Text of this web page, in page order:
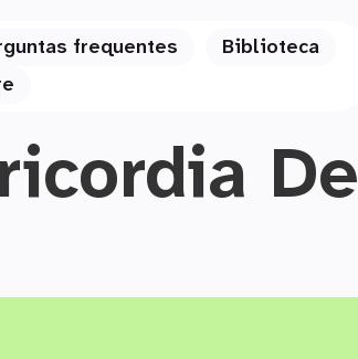
frequentes
Biblioteca
De